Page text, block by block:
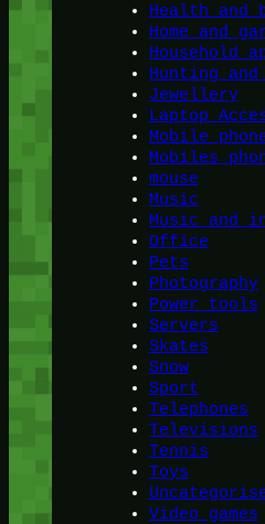
Health and
Home and
Household
Hunting
Jewellery
Laptop
Mobile
Mobiles
mouse
Music
Music and
Office
Pets
Photography
Power tools
Servers
Skates
Snow
Sport
Telephones
Televisions
Tennis
Toys
Video games